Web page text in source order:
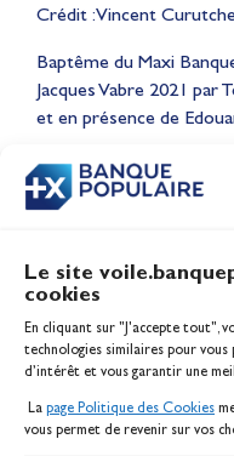
Le site
cookies
En cliquant sur "J'accepte tout",
technologies similaires pour
d’intérêt et vous garantir une
La page Politique des Cookies
vous permet de revenir sur vos
Crédit : Vincent
Baptême du Maxi
Jacques Vabre 2021 par
et en présence de
Beach, sur
Jeux
Inscription
Contact
Politique des